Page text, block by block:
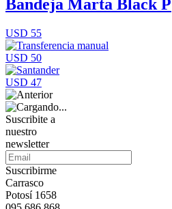
Bandeja Marta Black P
USD 55
USD 50
USD 47
Suscribite a
nuestro
newsletter
Suscribirme
Carrasco
Potosí 1658